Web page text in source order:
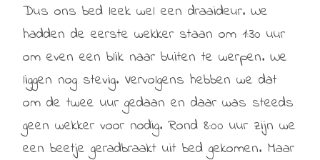
Dus ons bed leek wel een draaideur. We
hadden de eerste wekker staan om 1:30 uur
om even een blik naar buiten te werpen. We
liggen nog stevig. Vervolgens hebben we dat
om de twee uur gedaan en daar was steeds
geen wekker voor nodig. Rond 8:00 uur zijn we
een beetje geradbraakt uit bed gekomen. Maar